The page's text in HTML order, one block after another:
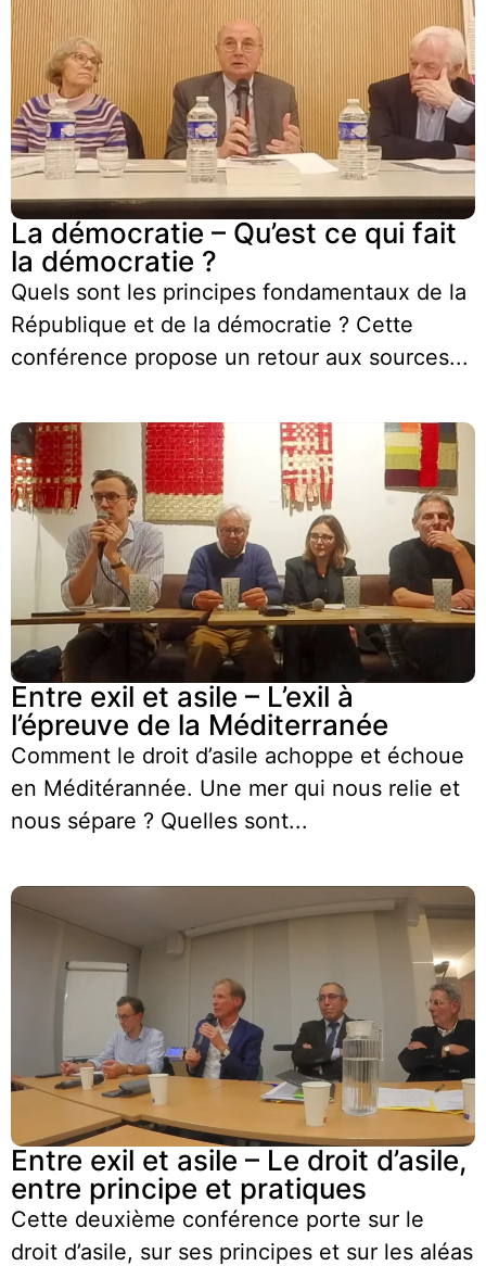
La démocratie – Qu’est ce qui fait
la démocratie ?
Quels sont les principes fondamentaux de la
République et de la démocratie ? Cette
conférence propose un retour aux sources...
Entre exil et asile – L’exil à
l’épreuve de la Méditerranée
Comment le droit d’asile achoppe et échoue
en Méditérannée. Une mer qui nous relie et
nous sépare ? Quelles sont...
Entre exil et asile – Le droit d’asile,
entre principe et pratiques
Cette deuxième conférence porte sur le
droit d’asile, sur ses principes et sur les aléas